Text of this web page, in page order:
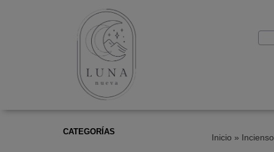
CATEGORÍAS
Inicio »